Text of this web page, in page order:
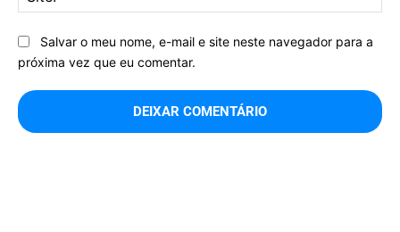
Salvar o meu nome, e-mail e site neste navegador para a
próxima vez que eu comentar.